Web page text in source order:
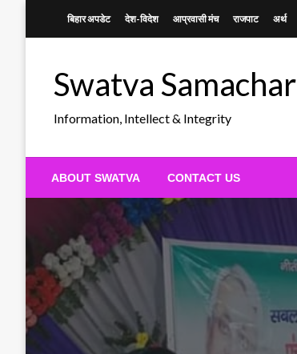
बिहार अपडेट देश-विदेश आप्रवासी मंच राजपाट अर्थ
Swatva Samachar
Information, Intellect & Integrity
ABOUT SWATVA CONTACT US